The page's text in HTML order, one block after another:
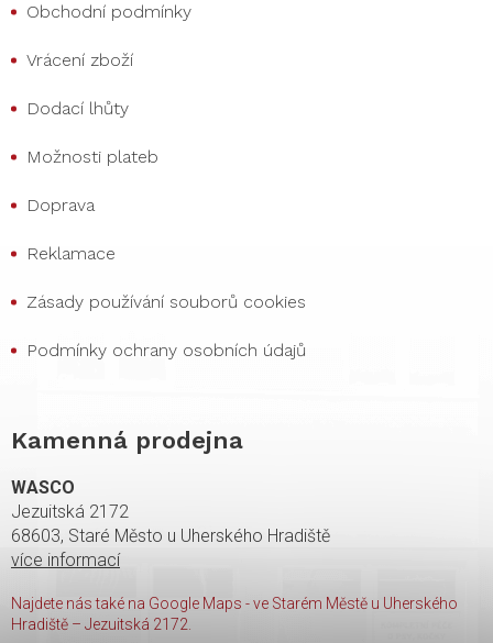
Obchodní podmínky
Vrácení zboží
Dodací lhůty
Možnosti plateb
Doprava
Reklamace
Zásady používání souborů cookies
Podmínky ochrany osobních údajů
Kamenná prodejna
WASCO
Jezuitská 2172
68603, Staré Město u Uherského Hradiště
více informací
Najdete nás také na Google Maps - ve Starém Městě u Uherského
Hradiště – Jezuitská 2172.